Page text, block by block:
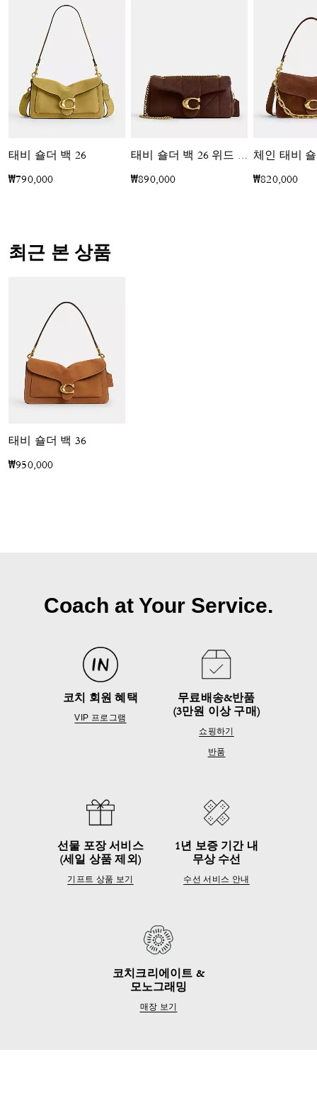
태비 숄더 백 26
₩790,000
태비 숄더 백 26 위드 퀼팅
₩890,000
체인 태비
₩820,000
최근 본 상품
태비 숄더 백 36
₩950,000
Coach at Your Service.
코치 회원 혜택
VIP 프로그램
무료배송&반품
(3만원 이상 구매)
쇼핑하기
반품
선물 포장 서비스
(세일 상품 제외)
기프트 상품 보기
1년 보증 기간 내
무상 수선
수선 서비스 안내
코치크리에이트 &
모노그래밍
매장 보기